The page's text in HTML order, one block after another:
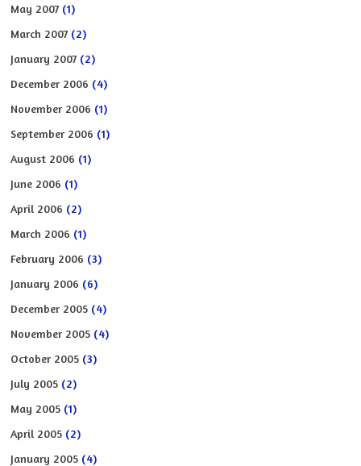
May 2007 (1)
March 2007 (2)
January 2007 (2)
December 2006 (4)
November 2006 (1)
September 2006 (1)
August 2006 (1)
June 2006 (1)
April 2006 (2)
March 2006 (1)
February 2006 (3)
January 2006 (6)
December 2005 (4)
November 2005 (4)
October 2005 (3)
July 2005 (2)
May 2005 (1)
April 2005 (2)
January 2005 (4)